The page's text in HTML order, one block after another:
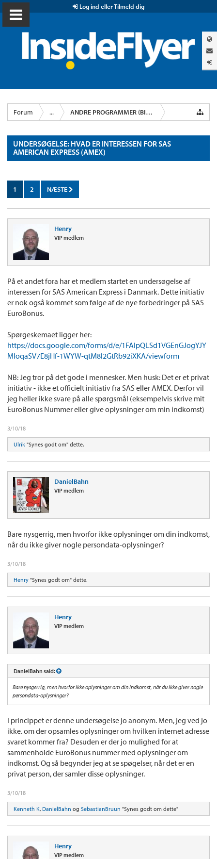
Log ind eller Tilmeld dig
Forum ... ANDRE PROGRAMMER (BIL, KREDITKORT M.M.)
UNDERSØGELSE: HVAD ER INTERESSEN FOR SAS
AMERICAN EXPRESS (AMEX)
1 2 NÆSTE
Henry
VIP medlem
På et andet fora har et medlem startet en undersøgelse af
interessen for SAS American Express i Danmark. Dette initiativ
er nok også kommet som følge af de nye forbedringer på SAS
EuroBonus.
Spørgeskemaet ligger her:
https://docs.google.com/forms/d/e/1FAIpQLSd1VGEnGJogYJY
MloqaSV7E8jHf-1WYW-qtM8l2GtRb92iXKA/viewform
NB: Jeg tror på det gode i mennesker. Men husk: Det er et privat
initiativ - ikke et officielt initiativ fra SAS eller AMEX. Derfor vil
jeg heller ikke svare på alle spørgsmål (eksempelvis skrive mit
EuroBonus Nummer eller give oplysninger om min indkomst)
3/10/18
Ulrik "Synes godt om" dette.
DanielBahn
VIP medlem
Bare nysgerrig, men hvorfor ikke oplysninger om din indkomst,
når du ikke giver nogle persondata-oplysninger?
3/10/18
Henry "Synes godt om" dette.
Henry
VIP medlem
DanielBahn said:
Bare nysgerrig, men hvorfor ikke oplysninger om din indkomst, når du ikke giver nogle
persondata-oplysninger?
I princippet er denne undersøgelse jo anonym. Men, jeg ved jo
ikke. om der opsamles oplysninger om hvilken internet adresse
svaret kommer fra? Desuden er der jo mulighed for at
sammenholde EuroBonus nummer med oplysninger om
indkomst. Og så begynder jeg at se spøgelser, når det er en
privat person, der samler disse oplysninger.
3/10/18
Kenneth K, DanielBahn og SebastianBruun "Synes godt om dette"
Henry
VIP medlem